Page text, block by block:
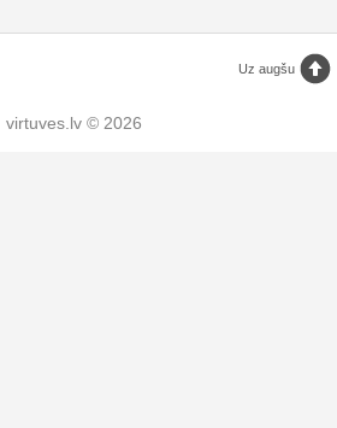
Uz augšu
virtuves.lv © 2026